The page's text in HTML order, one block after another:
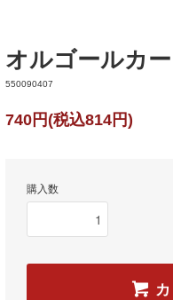
オルゴールカ
550090407
740円(税込814円)
購入数